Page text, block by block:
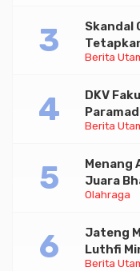
Berita
Skandal
Staf
Berita
DKV
Olahraga
Menang
Juara
Berita
Jateng
Luthfi